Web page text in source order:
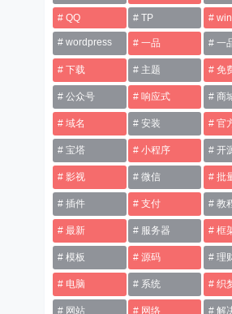
QQ TP
wordpress 一品 一
下载 主题 免
公众号 响应式 商
域名 安装 官
宝塔 小程序 开
影视 微信 批
插件 支付 教
最新 服务器 框
模板 源码 理
电脑 系统 织
网站 网络 解